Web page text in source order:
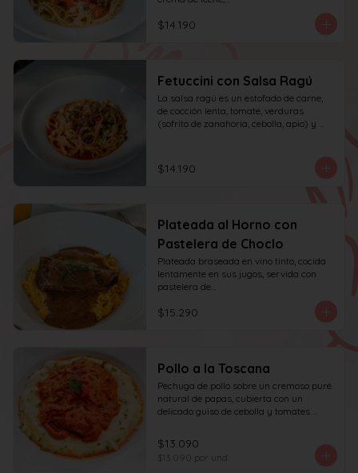
$14.190
Fetuccini con Salsa Ragú
La salsa ragú es un estofado de carne,
de cocción lenta, tomate, verduras
(sofrito de zanahoria, cebolla, apio) y
$14.190
Plateada al Horno con
Pastelera de Choclo
Plateada braseada en vino tinto, cocida
lentamente en sus jugos, servida con
pastelera de
$15.290
Pollo a la Toscana
Pechuga de pollo sobre un cremoso puré
natural de papas, cubierta con un
delicado guiso de cebolla y tomates
blanco y fondo de verduras.
$13.090
$13.090 por und